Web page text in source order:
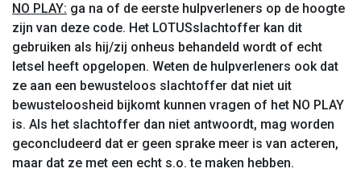
NO PLAY: ga na of de eerste hulpverleners op de hoogte
zijn van deze code. Het LOTUSslachtoffer kan dit
gebruiken als hij/zij onheus behandeld wordt of echt
letsel heeft opgelopen. Weten de hulpverleners ook dat
ze aan een bewusteloos slachtoffer dat niet uit
bewusteloosheid bijkomt kunnen vragen of het NO PLAY
is. Als het slachtoffer dan niet antwoordt, mag worden
geconcludeerd dat er geen sprake meer is van acteren,
maar dat ze met een echt s.o. te maken hebben.